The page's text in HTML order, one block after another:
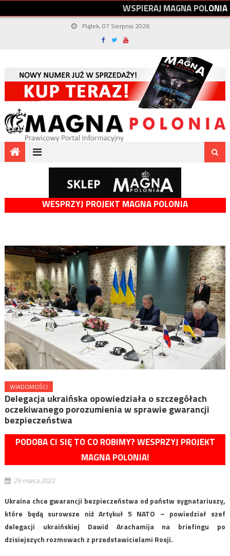
WSPIERAJMAGNAPOLONIA
Piątek, 07 Sierpnia 2026
WESPRZYJ PROJEKT MAGNA POLONIA
WIADOMOŚCI
Delegacja ukraińska opowiedziała o szczegółach
oczekiwanego porozumienia w sprawie gwarancji
bezpieczeństwa
PODOBA CI SIĘ TO CO ROBIMY? WESPRZYJ PROJEKT
MAGNA POLONIA!
29 marca 2022
Ukraina chce gwarancji bezpieczeństwa od państw sygnatariuszy,
które będą surowsze niż Artykuł 5 NATO – powiedział szef
delegacji ukraińskiej Dawid Arachamija na briefingu po
dzisiejszych rozmowach z przedstawicielami Rosji.